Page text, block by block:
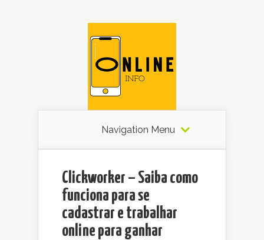
Navigation Menu
Clickworker – Saiba como
funciona para se
cadastrar e trabalhar
online para ganhar